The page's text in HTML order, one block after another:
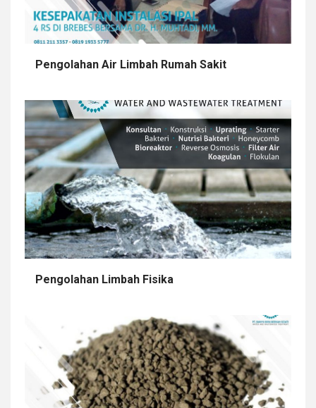
Pengolahan Air Limbah Rumah Sakit
Pengolahan Limbah Fisika